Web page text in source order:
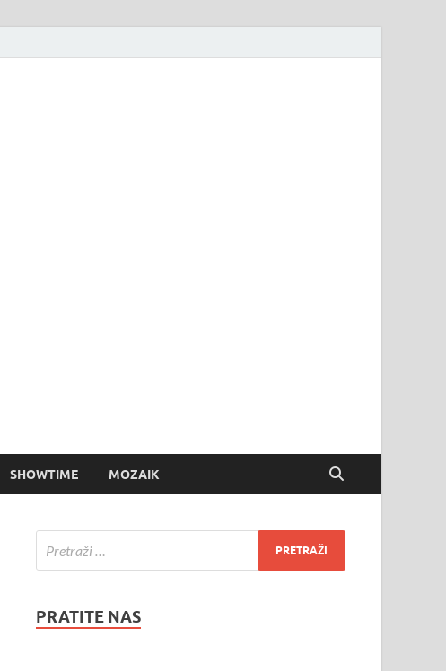
SHOWTIME MOZAIK
PRATITE NAS